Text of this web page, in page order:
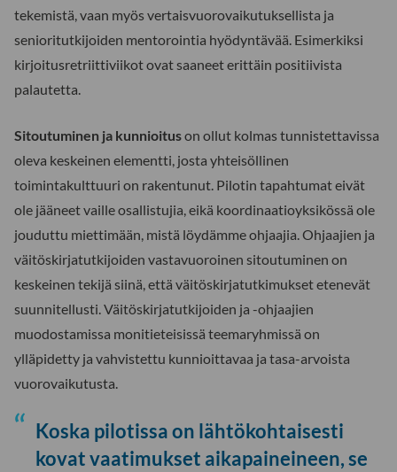
tekemistä, vaan myös vertaisvuorovaikutuksellista ja
senioritutkijoiden mentorointia hyödyntävää. Esimerkiksi
kirjoitusretriittiviikot ovat saaneet erittäin positiivista
palautetta.
Sitoutuminen ja kunnioituson ollut kolmas tunnistettavissa
oleva keskeinen elementti, josta yhteisöllinen
toimintakulttuuri on rakentunut. Pilotin tapahtumat eivät
ole jääneet vaille osallistujia, eikä koordinaatioyksikössä ole
jouduttu miettimään, mistä löydämme ohjaajia. Ohjaajien ja
väitöskirjatutkijoiden vastavuoroinen sitoutuminen on
keskeinen tekijä siinä, että väitöskirjatutkimukset etenevät
suunnitellusti. Väitöskirjatutkijoiden ja -ohjaajien
muodostamissa monitieteisissä teemaryhmissä on
ylläpidetty ja vahvistettu kunnioittavaa ja tasa-arvoista
vuorovaikutusta.
Koska pilotissa on lähtökohtaisesti
kovat vaatimukset aikapaineineen, se